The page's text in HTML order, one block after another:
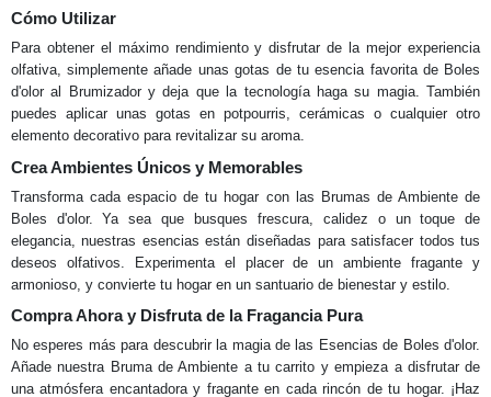
Cómo Utilizar
Para obtener el máximo rendimiento y disfrutar de la mejor experiencia
olfativa, simplemente añade unas gotas de tu esencia favorita de Boles
d'olor al Brumizador y deja que la tecnología haga su magia. También
puedes aplicar unas gotas en potpourris, cerámicas o cualquier otro
elemento decorativo para revitalizar su aroma.
Crea Ambientes Únicos y Memorables
Transforma cada espacio de tu hogar con las Brumas de Ambiente de
Boles d'olor. Ya sea que busques frescura, calidez o un toque de
elegancia, nuestras esencias están diseñadas para satisfacer todos tus
deseos olfativos. Experimenta el placer de un ambiente fragante y
armonioso, y convierte tu hogar en un santuario de bienestar y estilo.
Compra Ahora y Disfruta de la Fragancia Pura
No esperes más para descubrir la magia de las Esencias de Boles d'olor.
Añade nuestra Bruma de Ambiente a tu carrito y empieza a disfrutar de
una atmósfera encantadora y fragante en cada rincón de tu hogar. ¡Haz